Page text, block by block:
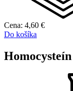
Cena: 4,60 €
Do košíka
Homocysteín